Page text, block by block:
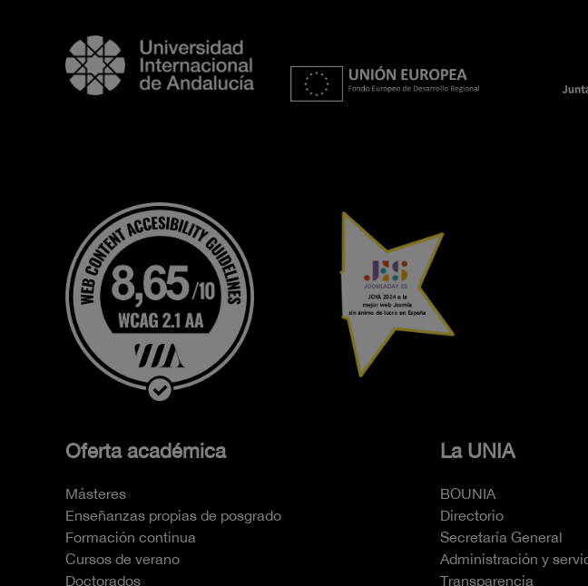
Oferta académica
Másteres
Enseñanzas propias de posgrado
Formación continua
Cursos de verano
Doctorados
La UNIA
BOUNIA
Directorio
Secretaría General
Administración y
Transparencia